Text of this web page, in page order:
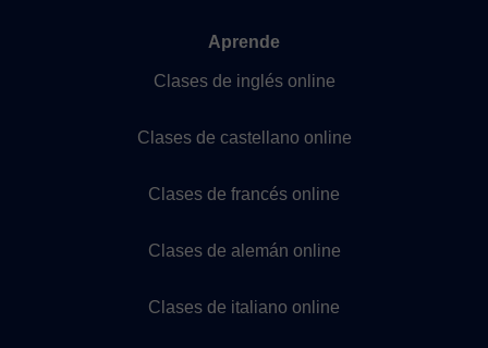
Aprende
Clases de inglés online
Clases de castellano online
Clases de francés online
Clases de alemán online
Clases de italiano online